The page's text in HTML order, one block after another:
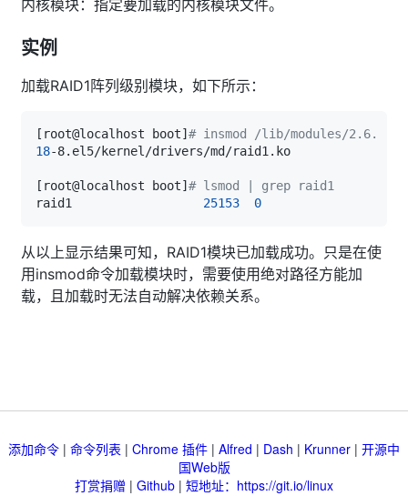
内核模块：指定要加载的内核模块文件。
实例
加载RAID1阵列级别模块，如下所示：
[ root@localhost boot] # insmod /lib/modules/2.6.
18
[ root@localhost boot] # lsmod | grep raid1
raid1 25153 0
从以上显示结果可知，RAID1模块已加载成功。只是在使
用insmod命令加载模块时，需要使用绝对路径方能加
载，且加载时无法自动解决依赖关系。
添加命令 | 命令列表 | Chrome 插件 | Alfred | Dash | Krunner | 开源中
国Web版
打赏捐赠 | Github | 短地址：https://git.io/linux